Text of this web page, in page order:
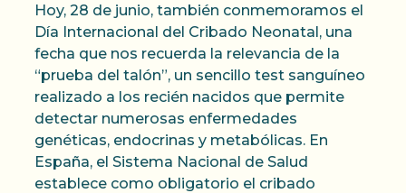
Hoy, 28 de junio, también conmemoramos el
Día Internacional del Cribado Neonatal, una
fecha que nos recuerda la relevancia de la
“prueba del talón”, un sencillo test sanguíneo
realizado a los recién nacidos que permite
detectar numerosas enfermedades
genéticas, endocrinas y metabólicas. En
España, el Sistema Nacional de Salud
establece como obligatorio el cribado